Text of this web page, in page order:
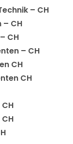
– CH
– CH
CH
– CH
CH
CH